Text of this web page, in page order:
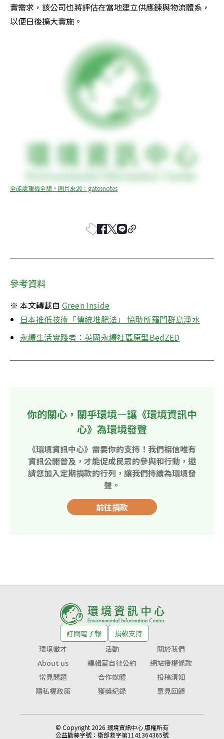
實需求，該公司也將評估在當地建立供應鍊與物流體系，
以便日後擴大實施。
全能處理機全貌。圖片來源：gatesnotes
參考資料
※ 本文轉載自 Green Inside
日本推低技術「傳統堆肥法」 協助所羅門群島淨水
永續生活實踐者：英國永續社區原型BedZED
你的關心，關乎環境—讓《環境資訊中
心》為環境發聲
《環境資訊中心》需要你的支持！我們相信唯有
資訊公開普及，才能促成民眾的參與和行動，邀
請您加入定期捐款的行列，讓我們持續為環境發
聲。
前往捐款
訂閱電子報
捐款支持
環境徵才
活動
關於我們
About us
編輯室自律公約
網站授權條款
常見問題
合作媒體
投稿須知
隱私權政策
獲獎紀錄 意見回饋
© Copyright 2026 環境資訊中心 版權所有
公益勸募字號： 衛部救字第1141364365號